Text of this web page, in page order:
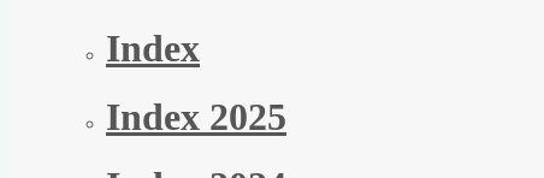
Index
Index 2025